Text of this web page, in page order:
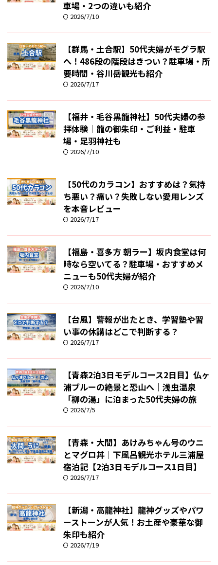
車場・2つの違いも紹介
2026/7/10
【群馬・土合駅】50代夫婦がモグラ駅
へ！486段の階段はきつい？駐車場・所
要時間・谷川岳観光も紹介
2026/7/17
【福井・毛谷黒龍神社】50代夫婦の参
拝体験｜龍の御朱印・ご利益・駐車
場・足羽神社も
2026/7/10
【50代のカラコン】おすすめは？気持
ち悪い？痛い？失敗しない愛用レンズ
を本音レビュー
2026/7/17
【福島・喜多方 朝ラー】坂内食堂は何
時なら空いてる？駐車場・おすすめメ
ニューも50代夫婦が紹介
2026/7/10
【台風】警報が出たとき、学習塾や習
い事の休講はどこで判断する？
2026/7/17
【青森2泊3日モデルコース2日目】仏ヶ
浦ブルーの絶景と恐山へ｜浅虫温泉
「柳の湯」に泊まった50代夫婦の旅
2026/7/5
【青森・大間】あけみちゃん号のウニ
とマグロ丼｜下風呂観光ホテル三浦屋
宿泊記【2泊3日モデルコース1日目】
2026/7/17
【新潟・高龍神社】龍神グッズやパワ
ーストーンが人気！お土産や豪華な御
朱印も紹介
2026/7/19